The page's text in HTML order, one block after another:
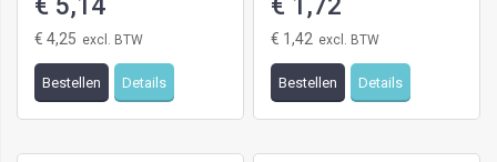
€ 5,14
€ 4,25
Bestellen Details
€ 1,72
€ 1,42
Bestellen Details